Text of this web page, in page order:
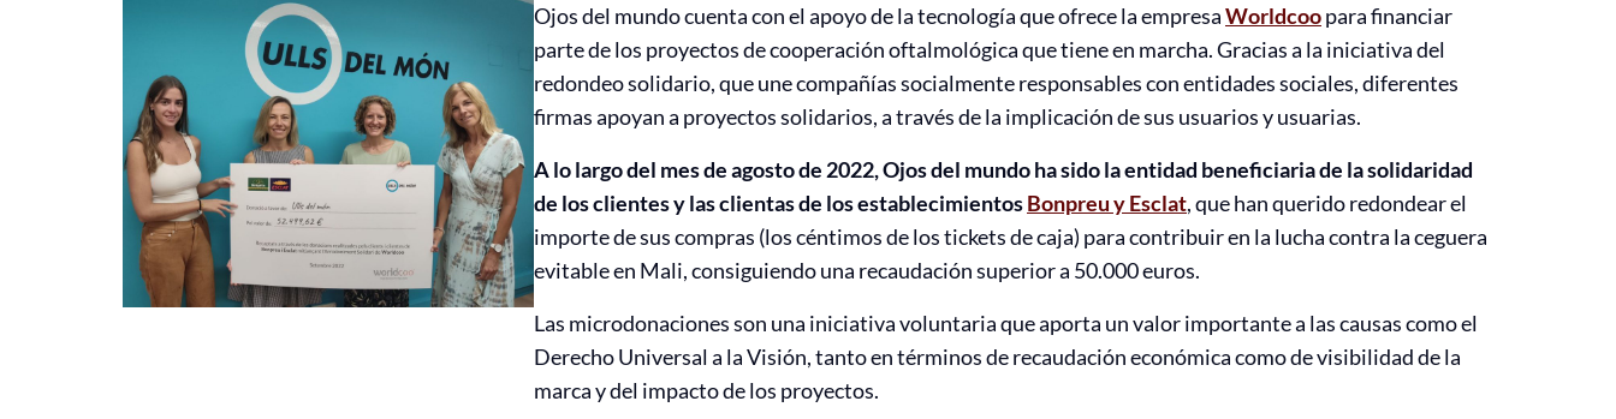
Ojos del mundo cuenta con el apoyo de la tecnología que ofrece la empresaWorldcoopara financiar
parte de los proyectos de cooperación oftalmológica que tiene en marcha. Gracias a la iniciativa del
redondeo solidario, que une compañías socialmente responsables con entidades sociales, diferentes
firmas apoyan a proyectos solidarios, a través de la implicación de sus usuarios y usuarias.
A lo largo del mes de agosto de 2022, Ojos del mundo ha sido la entidad beneficiaria de la solidaridad
de los clientes y las clientas de los establecimientosBonpreu y Esclat, que han querido redondear el
importe de sus compras (los céntimos de los tickets de caja) para contribuir en la lucha contra la ceguera
evitable en Mali, consiguiendo una recaudación superior a 50.000 euros.
Las microdonaciones son una iniciativa voluntaria que aporta un valor importante a las causas como el
Derecho Universal a la Visión, tanto en términos de recaudación económica como de visibilidad de la
marca y del impacto de los proyectos.